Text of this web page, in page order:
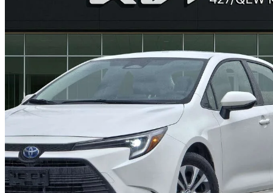
LE AWD20 273 km